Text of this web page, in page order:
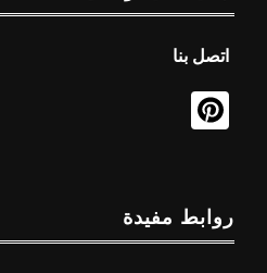
اتصل بنا
روابط مفيدة